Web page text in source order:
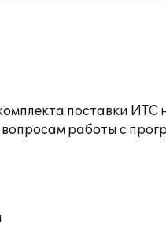
поставки ИТС
работы с